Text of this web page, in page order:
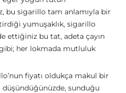
bu sigarillo tam anlamıyla bir
yumuşaklık, sigarillo
ettiğiniz bu tat, adeta çayın
her lokmada mutluluk
fiyatı oldukça makul bir
sunduğu